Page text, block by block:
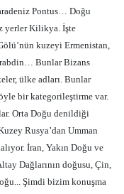
Pontus… Doğu
yerler Kilikya. İşte
kuzeyi Ermenistan,
Bunlar Bizans
ülke adları. Bunlar
bir kategorileştirme var.
Orta Doğu denildiği
Rusya’dan Umman
İran, Yakın Doğu ve
Dağlarının doğusu, Çin,
Şimdi bizim konuşma